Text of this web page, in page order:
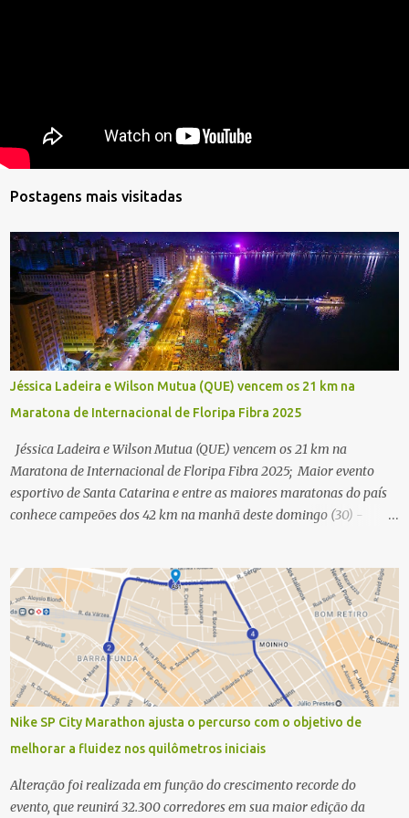
Postagens mais visitadas
Jéssica Ladeira e Wilson Mutua (QUE) vencem os 21 km na
Maratona de Internacional de Floripa Fibra 2025
Jéssica Ladeira e Wilson Mutua (QUE) vencem os 21 km na
Maratona de Internacional de Floripa Fibra 2025; Maior evento
esportivo de Santa Catarina e entre as maiores maratonas do país
conhece campeões dos 42 km na manhã deste domingo (30) -
Floripa Fibra 2025. Na manhã deste sábado (30) foram conhecidos
os campeões dos 21 km do maior evento esportivo de Santa
Catarina. A mineira Jessica Ladeira e o queniano Wilson Mutua
foram os vencedores da meia maratona, ambos com a quebra de
recorde da prova. Neste domingo (31) será a vez da prova principal,
os 42,195 km da maratona, além da corrida de 5 KM. As largadas,
na Avenida Beira-Mar Norte, em Florianópolis, na altura do
Trapiche, começam às 5h10. Entre as maiores maratonas
brasileiras deste ano, a Maratona Internacional de Floripa Fibra
2025 reúne um total de 19.230 atletas. Além da meia marat...
Nike SP City Marathon ajusta o percurso com o objetivo de
melhorar a fluidez nos quilômetros iniciais
Alteração foi realizada em função do crescimento recorde do
evento, que reunirá 32.300 corredores em sua maior edição da